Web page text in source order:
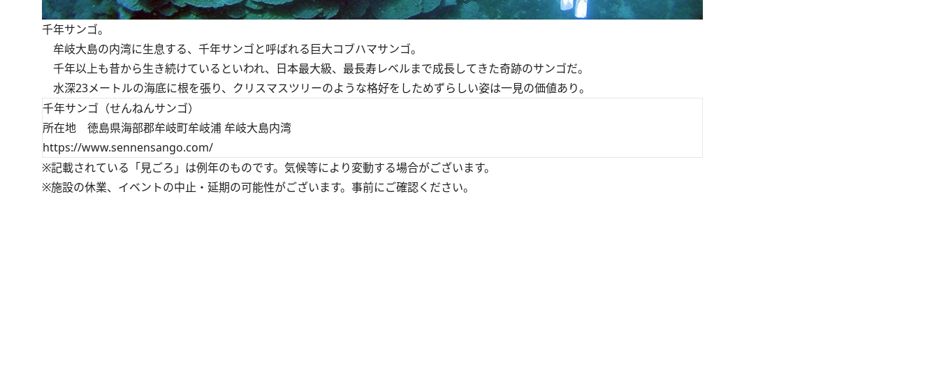
千年サンゴ。
牟岐大島の内湾に生息する、千年サンゴと呼ばれる巨大コブハマサンゴ。
千年以上も昔から生き続けているといわれ、日本最大級、最長寿レベルまで成長してきた奇跡のサンゴだ。
水深23メートルの海底に根を張り、クリスマスツリーのような格好をしためずらしい姿は一見の価値あり。
千年サンゴ（せんねんサンゴ）
所在地 徳島県海部郡牟岐町牟岐浦 牟岐大島内湾
https://www.sennensango.com/
※記載されている「見ごろ」は例年のものです。気候等により変動する場合がございます。
※施設の休業、イベントの中止・延期の可能性がございます。事前にご確認ください。